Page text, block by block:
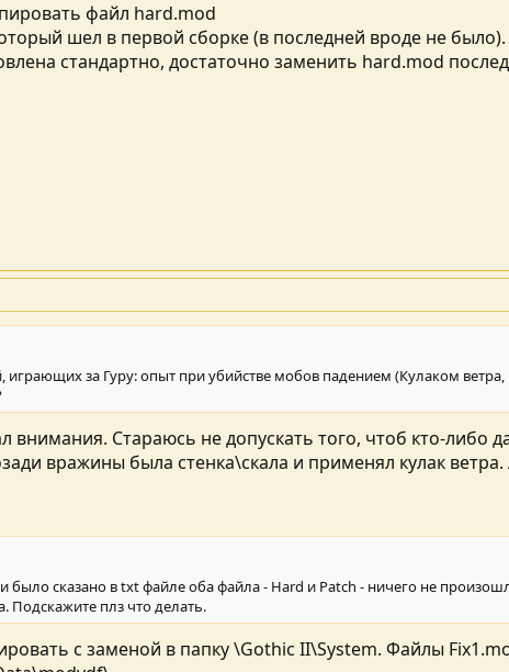
файл hard.mod
шел в первой сборке (в последней вроде не было).
стандартно, достаточно заменить hard.mod
играющих за Гуру: опыт при убийстве мобов падением (Кулаком ветра,
внимания. Стараюсь не допускать того, чтоб кто-либо
вражины была стенка\скала и применял кулак
было сказано в txt файле оба файла - Hard и Patch - ничего не
Подскажите плз что делать.
с заменой в папку \Gothic II\System. Файлы